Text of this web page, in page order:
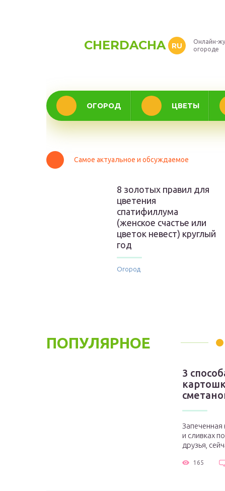
CHERDACHA RU
Онлайн-
огороде
ОГОРОД ЦВЕТЫ
Самое актуальное и обсуждаемое
8 золотых правил для
цветения
спатифиллума
(женское счастье или
цветок невест) круглый
год
Огород
ПОПУЛЯРНОЕ
3
Запеченная
и сливках
друзья,
165